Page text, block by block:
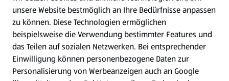
Gewinnspiele
Mein HOFER. Meine Einkäufe.
unsere Website bestmöglich an Ihre Bedürfnisse anpassen
zu können. Diese Technologien ermöglichen
beispielsweise die Verwendung bestimmter Features und
das Teilen auf sozialen Netzwerken. Bei entsprechender
Einwilligung können personenbezogene Daten zur
Personalisierung von Werbeanzeigen auch an Google